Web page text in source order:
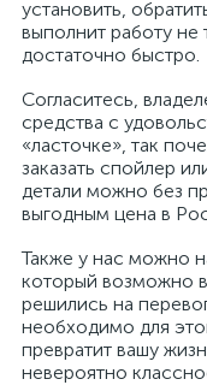
установить,
выполнит работу не
достаточно быстро.
Согласитесь,
средства с
«ласточке», так
заказать спойлер
детали можно без
выгодным цена в
Также у нас можно
который возможно
решились на
необходимо для
превратит вашу
невероятно